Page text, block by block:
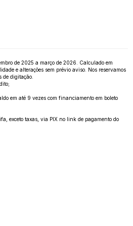
de 2025 a março de 2026. Calculado em
e alterações sem prévio aviso. Nos reservamos
de digitação.
em até 9 vezes com financiamento em boleto
exceto taxas, via PIX no link de pagamento do